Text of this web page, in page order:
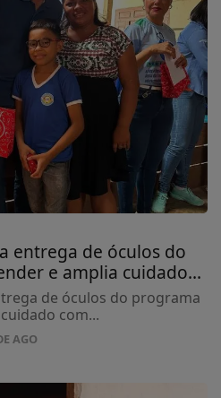
entrega de óculos do
e amplia cuidado...
de óculos do programa
com...
AGO